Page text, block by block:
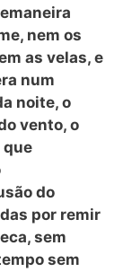
nem os
as velas, e
num
noite, o
vento, o
que
do
por remir
sem
sem